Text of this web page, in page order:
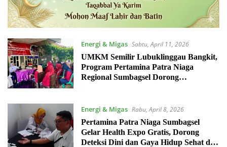
Energi & Migas Sabtu, April 11, 2026
UMKM Semilir Lubuklinggau Bangkit,
Program Pertamina Patra Niaga
Regional Sumbagsel Dorong
Energi & Migas Rabu, April 8, 2026
Pertamina Patra Niaga Sumbagsel
Gelar Health Expo Gratis, Dorong
Deteksi Dini dan Gaya Hidup Sehat di